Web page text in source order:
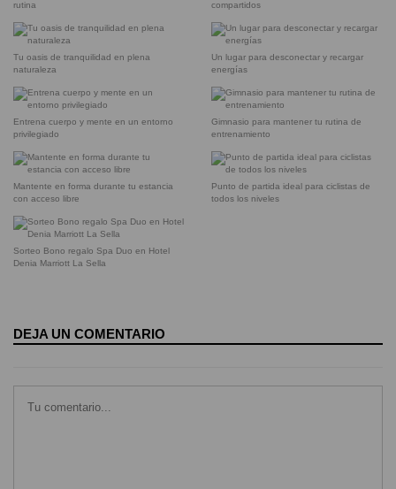
rutina
compartidos
Tu oasis de tranquilidad en plena
naturaleza
Un lugar para desconectar y recargar
energías
Entrena cuerpo y mente en un entorno
privilegiado
Gimnasio para mantener tu rutina de
entrenamiento
Mantente en forma durante tu estancia
con acceso libre
Punto de partida ideal para ciclistas de
todos los niveles
Sorteo Bono regalo Spa Duo en Hotel
Denia Marriott La Sella
DEJA UN COMENTARIO